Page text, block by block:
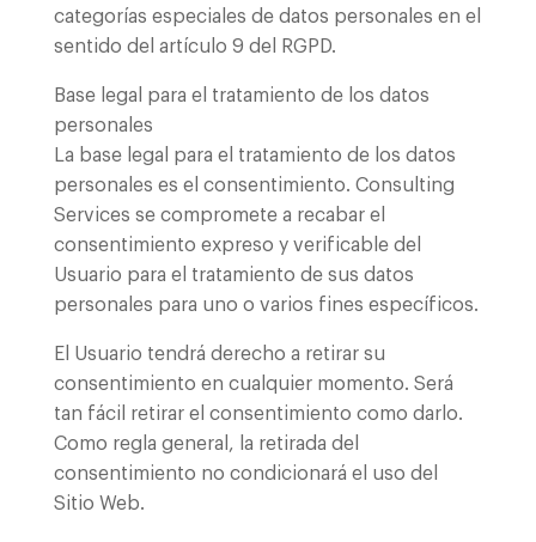
categorías especiales de datos personales en el
sentido del artículo 9 del RGPD.
Base legal para el tratamiento de los datos
personales
La base legal para el tratamiento de los datos
personales es el consentimiento. Consulting
Services se compromete a recabar el
consentimiento expreso y verificable del
Usuario para el tratamiento de sus datos
personales para uno o varios fines específicos.
El Usuario tendrá derecho a retirar su
consentimiento en cualquier momento. Será
tan fácil retirar el consentimiento como darlo.
Como regla general, la retirada del
consentimiento no condicionará el uso del
Sitio Web.